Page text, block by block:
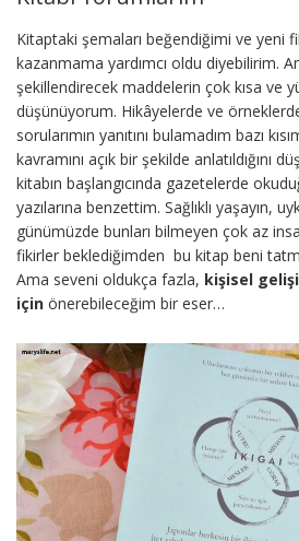
Kitaptaki şemaları beğendiğimi ve yeni
kazanmama yardımcı oldu diyebilirim.
şekillendirecek maddelerin çok kısa ve
düşünüyorum. Hikâyelerde ve
sorularımın yanıtını bulamadım bazı
kavramını açık bir şekilde anlatıldığını
kitabın başlangıcında gazetelerde
yazılarına benzettim. Sağlıklı yaşayın,
günümüzde bunları bilmeyen çok az
fikirler beklediğimden bu kitap beni
Ama seveni oldukça fazla, kişisel
için önerebileceğim bir eser…